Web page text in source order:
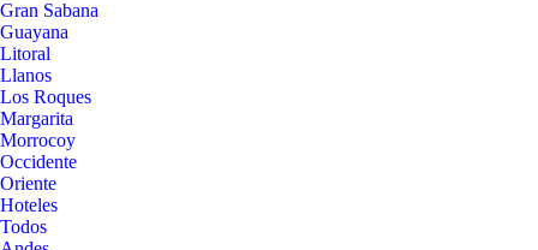
Gran Sabana
Guayana
Litoral
Llanos
Los Roques
Margarita
Morrocoy
Occidente
Oriente
Hoteles
Todos